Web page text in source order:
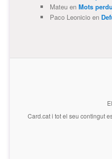
Mateuen Mots
Paco Leonicioen
Card.cati tot el seu contingut